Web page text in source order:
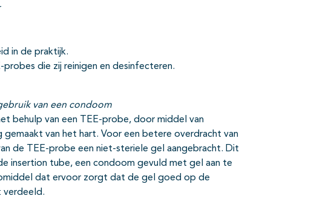
in de praktijk.
die zij reinigen en desinfecteren.
van een condoom
behulp van een TEE-probe, door middel van
van het hart. Voor een betere overdracht van
de TEE-probe een niet-steriele gel aangebracht. Dit
insertion tube, een condoom gevuld met gel aan te
dat ervoor zorgt dat de gel goed op de
verdeeld.